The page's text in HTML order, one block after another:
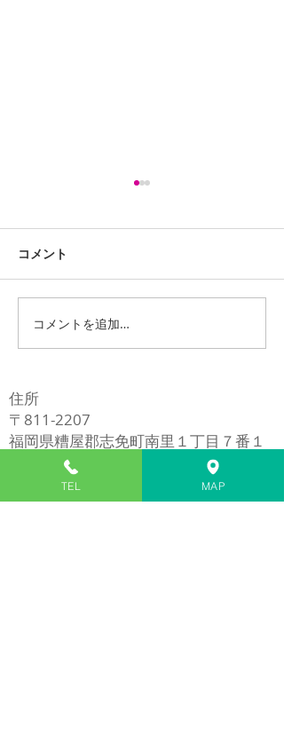
iPhone13ProMaxスピー
カー交換修理
コメント
コメントを追加…
住所
〒811-2207
福岡県糟屋郡志免町南里１丁目７番１
​※イオンモール福岡の近く
TEL MAP